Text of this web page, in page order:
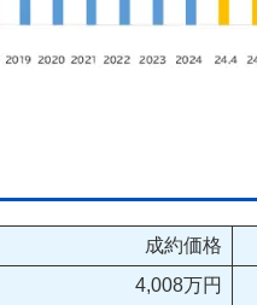
成約価格
4,008万円